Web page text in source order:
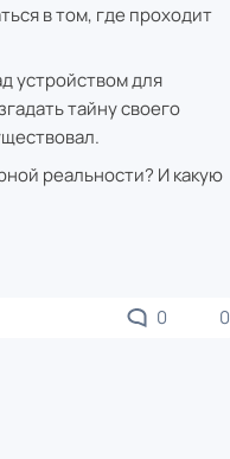
в том, где проходит
устройством для
тайну своего
реальности? И какую
0 0